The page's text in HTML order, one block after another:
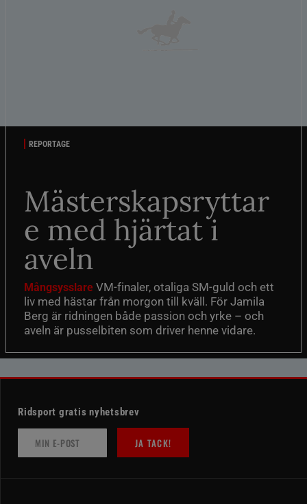
REPORTAGE
Mästerskapsryttar
e med hjärtat i
aveln
Mångsysslare VM-finaler, otaliga SM-guld och ett
liv med hästar från morgon till kväll. För Jamila
Berg är ridningen både passion och yrke – och
aveln är pusselbiten som driver henne vidare.
Ridsport gratis nyhetsbrev
JA TACK!